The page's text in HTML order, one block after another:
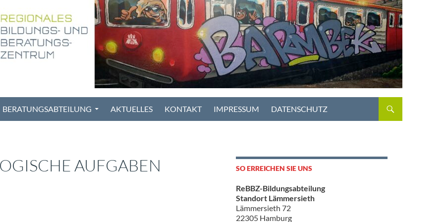
BERATUNGSABTEILUNG AKTUELLES KONTAKT IMPRESSUM DATENSCHUTZ
AUFGABEN SO ERREICHEN SIE UNS
ReBBZ-Bildungsabteilung
Standort Lämmersieth
Lämmersieth 72
22305 Hamburg